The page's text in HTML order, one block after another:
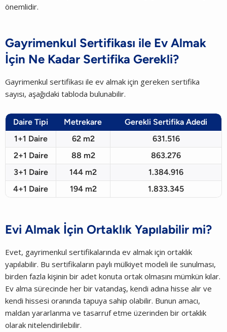
önemlidir.
Gayrimenkul Sertifikası ile Ev Almak
İçin Ne Kadar Sertifika Gerekli?
Gayrimenkul sertifikası ile ev almak için gereken sertifika
sayısı, aşağıdaki tabloda bulunabilir.
Daire Tipi Metrekare
Gerekli Sertifika Adedi
1+1 Daire
62 m2
631.516
2+1 Daire
88 m2
863.276
3+1 Daire
144 m2
1.384.916
4+1 Daire
194 m2 1.833.345
Evi Almak İçin Ortaklık Yapılabilir mi?
Evet, gayrimenkul sertifikalarında ev almak için ortaklık
yapılabilir. Bu sertifikaların paylı mülkiyet modeli ile sunulması,
birden fazla kişinin bir adet konuta ortak olmasını mümkün kılar.
Ev alma sürecinde her bir vatandaş, kendi adına hisse alır ve
kendi hissesi oranında tapuya sahip olabilir. Bunun amacı,
maldan yararlanma ve tasarruf etme üzerinden bir ortaklık
olarak nitelendirilebilir.